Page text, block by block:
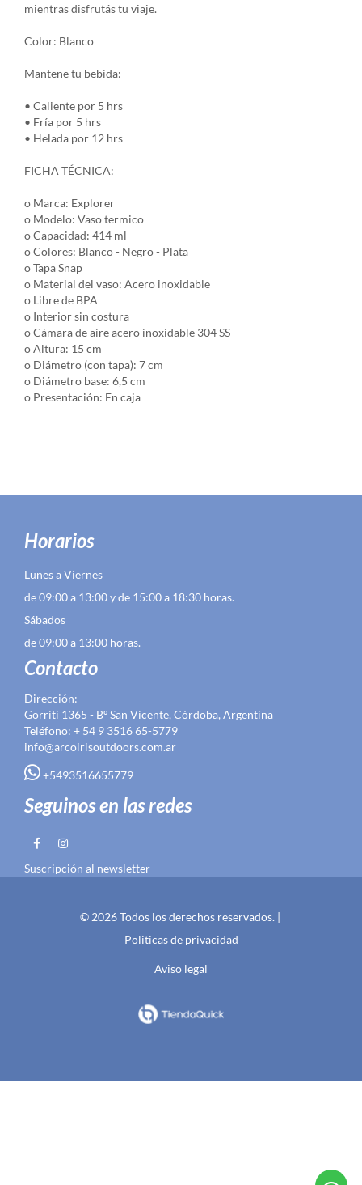
mientras disfrutás tu viaje.
Color: Blanco
Mantene tu bebida:
• Caliente por 5 hrs
• Fría por 5 hrs
• Helada por 12 hrs
FICHA TÉCNICA:
o Marca: Explorer
o Modelo: Vaso termico
o Capacidad: 414 ml
o Colores: Blanco - Negro - Plata
o Tapa Snap
o Material del vaso: Acero inoxidable
o Libre de BPA
o Interior sin costura
o Cámara de aire acero inoxidable 304 SS
o Altura: 15 cm
o Diámetro (con tapa): 7 cm
o Diámetro base: 6,5 cm
o Presentación: En caja
Horarios
Lunes a Viernes
de 09:00 a 13:00 y de 15:00 a 18:30 horas.
Sábados
de 09:00 a 13:00 horas.
Contacto
Dirección:
Gorriti 1365 - Bº San Vicente, Córdoba, Argentina
Teléfono: + 54 9 3516 65-5779
info@arcoirisoutdoors.com.ar
+5493516655779
Seguinos en las redes
Suscripción al newsletter
© 2026 Todos los derechos reservados. |
Politicas de privacidad
Aviso legal